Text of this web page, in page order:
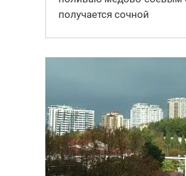
получается сочной